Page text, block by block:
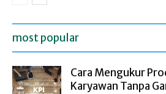
most popular
Cara Mengukur
Karyawan Tanpa